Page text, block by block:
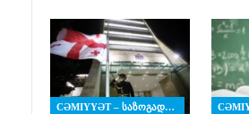
CƏMIYYƏT – ᲡᲐᲖᲝᲒᲐᲓᲝᲔᲑᲐ